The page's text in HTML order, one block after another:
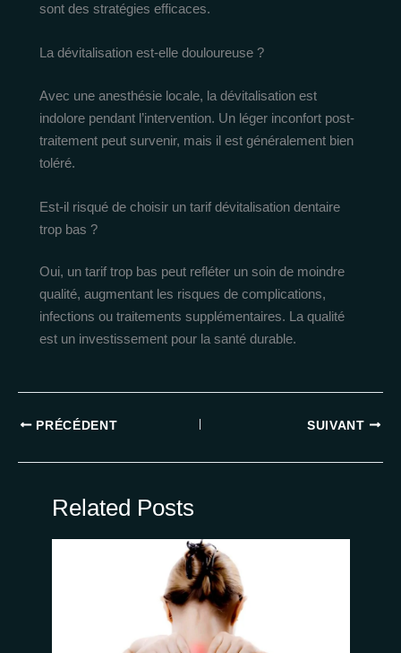
sont des stratégies efficaces.
La dévitalisation est-elle douloureuse ?
Avec une anesthésie locale, la dévitalisation est
indolore pendant l’intervention. Un léger inconfort post-
traitement peut survenir, mais il est généralement bien
toléré.
Est-il risqué de choisir un tarif dévitalisation dentaire
trop bas ?
Oui, un tarif trop bas peut refléter un soin de moindre
qualité, augmentant les risques de complications,
infections ou traitements supplémentaires. La qualité
est un investissement pour la santé durable.
PRÉCÉDENT SUIVANT
Related Posts